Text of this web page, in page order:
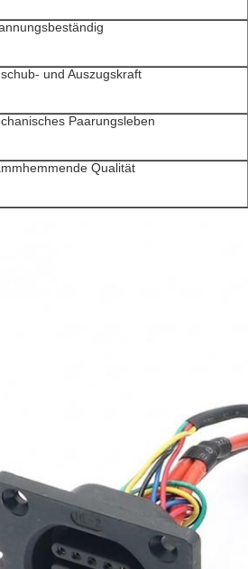
und Auszugskraft
Paarungsleben
Qualität